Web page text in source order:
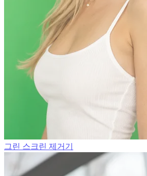
그린 스크린 제거기